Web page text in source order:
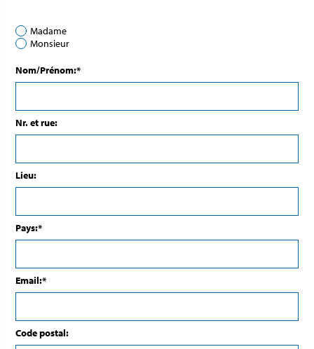
Madame
Monsieur
Nom/Prénom:*
Nr. et rue:
Lieu:
Pays:*
Email:*
Code postal: